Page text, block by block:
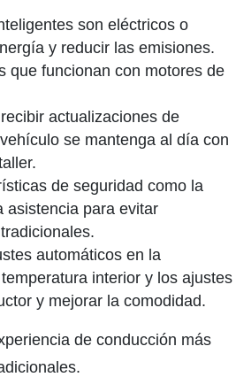
son eléctricos o
y reducir las emisiones.
que funcionan con motores de
actualizaciones de
se mantenga al día con
de seguridad como la
asistencia para evitar
automáticos en la
interior y los ajustes
y mejorar la comodidad.
de conducción más